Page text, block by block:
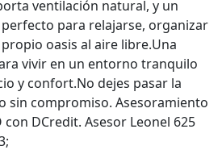
ventilación natural, y un
para relajarse, organizar
oasis al aire libre.Una
vivir en un entorno tranquilo
y confort.No dejes pasar la
sin compromiso. Asesoramiento
con DCredit. Asesor Leonel 625